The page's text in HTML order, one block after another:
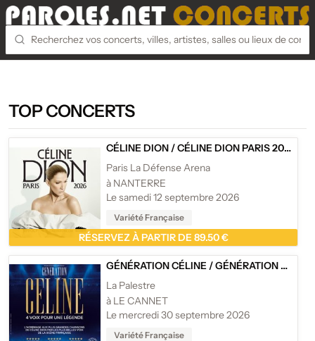
TOP CONCERTS
CÉLINE DION /CÉLINE DION PARIS 2026
Paris La Défense Arena
à NANTERRE
Le samedi 12 septembre 2026
Variété Française
RÉSERVEZ À PARTIR DE 89.50 €
GÉNÉRATION CÉLINE /GÉNÉRATION CÉLINE - TOURNÉE
La Palestre
à LE CANNET
Le mercredi 30 septembre 2026
Variété Française